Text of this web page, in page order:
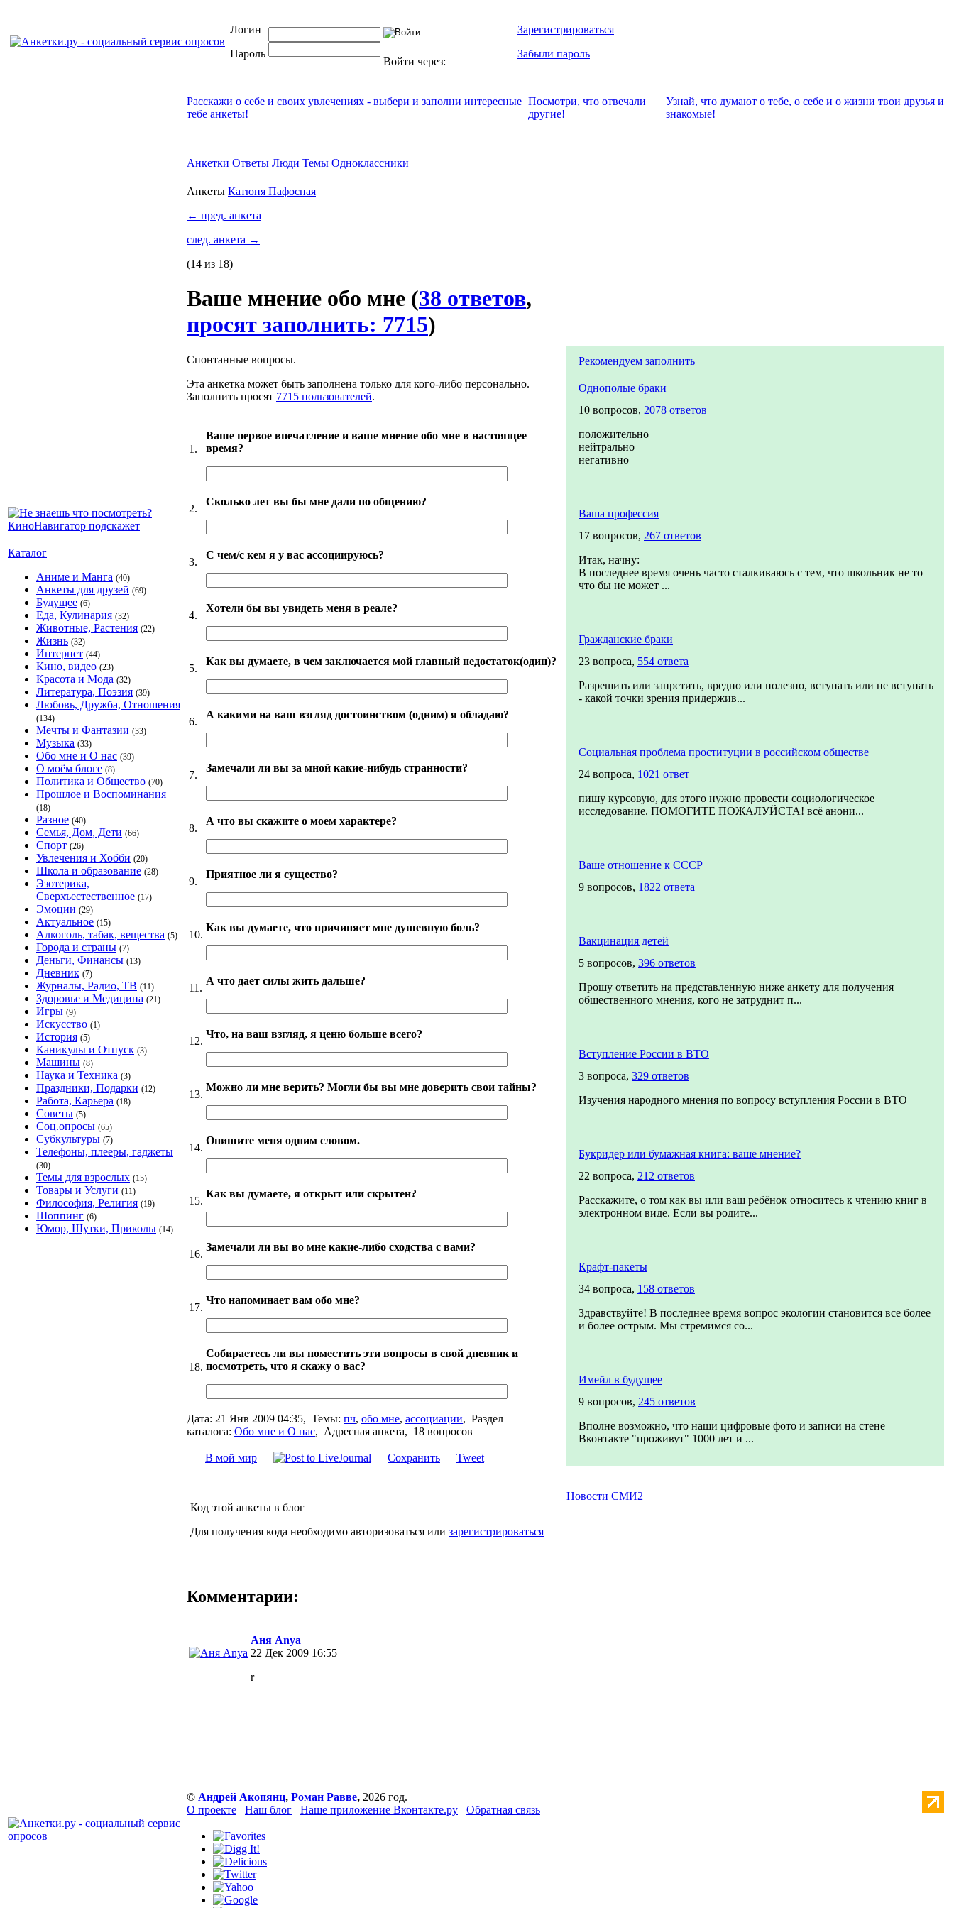
Логин
Пароль
Войти через:
Зарегистрироваться
Забыли пароль
Каталог
Аниме и Манга (40)
Анкеты для друзей (69)
Будущее (6)
Еда, Кулинария (32)
Животные, Растения (22)
Жизнь (32)
Интернет (44)
Кино, видео (23)
Красота и Мода (32)
Литература, Поэзия (39)
Любовь, Дружба, Отношения
(134)
Мечты и Фантазии (33)
Музыка (33)
Обо мне и О нас (39)
О моём блоге (8)
Политика и Общество (70)
Прошлое и Воспоминания
(18)
Разное (40)
Семья, Дом, Дети (66)
Спорт (26)
Увлечения и Хобби (20)
Школа и образование (28)
Эзотерика,
Сверхъестественное (17)
Эмоции (29)
Актуальное (15)
Алкоголь, табак, вещества (5)
Города и страны (7)
Деньги, Финансы (13)
Дневник (7)
Журналы, Радио, ТВ (11)
Здоровье и Медицина (21)
Игры (9)
Искусство (1)
История (5)
Каникулы и Отпуск (3)
Машины (8)
Наука и Техника (3)
Праздники, Подарки (12)
Работа, Карьера (18)
Советы (5)
Соц.опросы (65)
Субкультуры (7)
Телефоны, плееры, гаджеты
(30)
Темы для взрослых (15)
Товары и Услуги (11)
Философия, Религия (19)
Шоппинг (6)
Юмор, Шутки, Приколы (14)
Расскажи о себе и своих увлечениях - выбери и заполни интересные
тебе анкеты!
Посмотри, что отвeчали
другие!
Узнай, что думают о тебе, о себе и о жизни твои друзья и
знакомые!
Анкетки Ответы Люди Темы Одноклассники
Анкеты Катюня Пафосная
← пред. анкета
след. анкета →
(14 из 18)
Ваше мнение обо мне (38 ответов,
просят заполнить: 7715)
Спонтанные вопросы.
Эта анкетка может быть заполнена только для кого-либо персонально.
Заполнить просят 7715 пользователей.
1.
Ваше первое впечатление и ваше мнение обо мне в настоящее
время?
2.
Сколько лет вы бы мне дали по общению?
3.
С чем/с кем я у вас ассоциируюсь?
4.
Хотели бы вы увидеть меня в реале?
5.
Как вы думаете, в чем заключается мой главный недостаток(один)?
6.
А какими на ваш взгляд достоинством (одним) я обладаю?
7.
Замечали ли вы за мной какие-нибудь странности?
8.
А что вы скажите о моем характере?
9.
Приятное ли я существо?
10.
Как вы думаете, что причиняет мне душевную боль?
11.
А что дает силы жить дальше?
12.
Что, на ваш взгляд, я ценю больше всего?
13.
Можно ли мне верить? Могли бы вы мне доверить свои тайны?
14.
Опишите меня одним словом.
15.
Как вы думаете, я открыт или скрытен?
16.
Замечали ли вы во мне какие-либо сходства с вами?
17.
Что напоминает вам обо мне?
18.
Собираетесь ли вы поместить эти вопросы в свой дневник и
посмотреть, что я скажу о вас?
Дата: 21 Янв 2009 04:35, Темы: пч, обо мне, ассоциации, Раздел
каталога: Обо мне и О нас, Адресная анкета, 18 вопросов
В мой мир Сохранить Tweet
Код этой анкеты в блог
Для получения кода необходимо авторизоваться или зарегистрироваться
Комментарии:
Аня Anya
22 Дек 2009 16:55
r
Рекомендуем заполнить
Однополые браки
10 вопросов, 2078 ответов
положительно
нейтрально
негативно
Ваша профессия
17 вопросов, 267 ответов
Итак, начну:
В последнее время очень часто сталкиваюсь с тем, что школьник не то
что бы не может ...
Гражданские браки
23 вопроса, 554 ответа
Разрешить или запретить, вредно или полезно, вступать или не вступать
- какой точки зрения придержив...
Социальная проблема проституции в российском обществе
24 вопроса, 1021 ответ
пишу курсовую, для этого нужно провести социологическое
исследование. ПОМОГИТЕ ПОЖАЛУЙСТА! всё анони...
Ваше отношение к СССР
9 вопросов, 1822 ответа
Вакцинация детей
5 вопросов, 396 ответов
Прошу ответить на представленную ниже анкету для получения
общественного мнения, кого не затруднит п...
Вступление России в ВТО
3 вопроса, 329 ответов
Изучения народного мнения по вопросу вступления России в ВТО
Букридер или бумажная книга: ваше мнение?
22 вопроса, 212 ответов
Расскажите, о том как вы или ваш ребёнок относитесь к чтению книг в
электронном виде. Если вы родите...
Крафт-пакеты
34 вопроса, 158 ответов
Здравствуйте! В последнее время вопрос экологии становится все более
и более острым. Мы стремимся со...
Имейл в будущее
9 вопросов, 245 ответов
Вполне возможно, что наши цифровые фото и записи на стене
Вконтакте "проживут" 1000 лет и ...
Новости СМИ2
© Андрей Акопянц, Роман Равве, 2026 год.
О проекте
Наш блог Наше приложение Вконтакте.ру Обратная связь